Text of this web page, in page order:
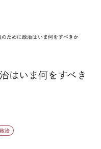
のために政治はいま何をすべきか
はいま何をすべき
政治